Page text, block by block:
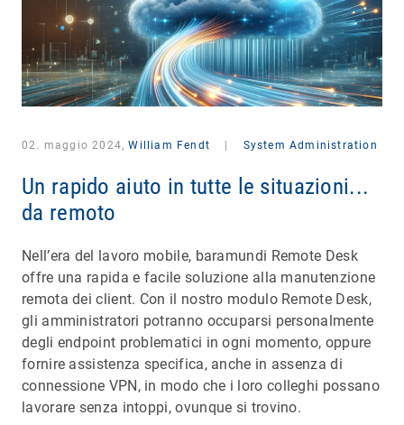
02. maggio 2024,William Fendt System Administration
Un rapido aiuto in tutte le situazioni...
da remoto
Nell’era del lavoro mobile, baramundi Remote Desk
offre una rapida e facile soluzione alla manutenzione
remota dei client. Con il nostro modulo Remote Desk,
gli amministratori potranno occuparsi personalmente
degli endpoint problematici in ogni momento, oppure
fornire assistenza specifica, anche in assenza di
connessione VPN, in modo che i loro colleghi possano
lavorare senza intoppi, ovunque si trovino.